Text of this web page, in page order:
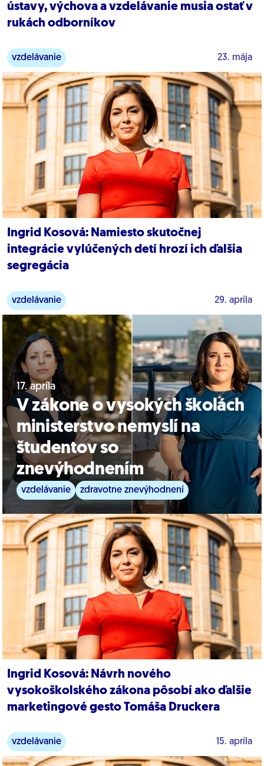
ústavy, výchova a vzdelávanie musia ostať v
rukách odborníkov
vzdelávanie 23. mája
Ingrid Kosová: Namiesto skutočnej
integrácie vylúčených detí hrozí ich ďalšia
segregácia
vzdelávanie 29. apríla
17. apríla
V zákone o vysokých školách
ministerstvo nemyslí na
študentov so
znevýhodnením
vzdelávanie zdravotne znevýhodnení
Ingrid Kosová: Návrh nového
vysokoškolského zákona pôsobí ako ďalšie
marketingové gesto Tomáša Druckera
vzdelávanie 15. apríla